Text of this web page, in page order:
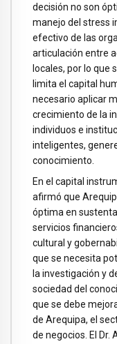
decisión no son
manejo del stress
efectivo de las
articulación entre
locales, por lo que
limita el capital
necesario aplicar
crecimiento de la
individuos e
inteligentes,
conocimiento.
En el capital
afirmó que
óptima en
servicios
cultural y
que se necesita
la investigación y
sociedad del
que se debe
de Arequipa, el
de negocios. El Dr.